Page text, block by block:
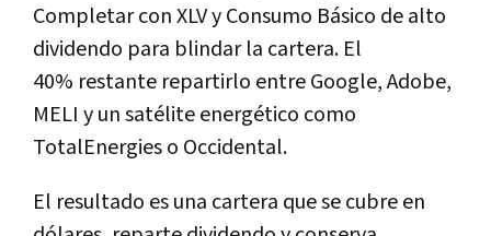
Completar conXLVyConsumo Básico de alto
dividendo para blindar la cartera. El
40% restante repartirlo entreGoogle,Adobe,
MELI y unsatélite energético como
TotalEnergieso Occidental.
El resultado es una cartera quese cubre en